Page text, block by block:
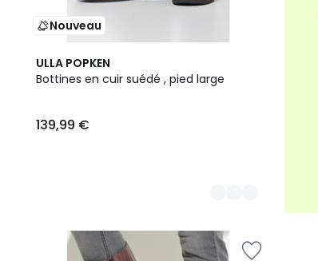
Nouveau
ULLA POPKEN
Bottines en cuir suédé , pied large
139,99 €
3
Couleurs